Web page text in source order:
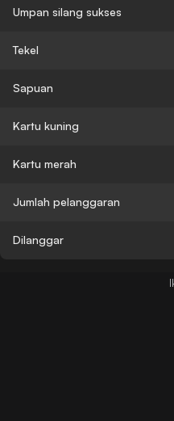
Umpan silang sukses
Tekel
Sapuan
Kartu kuning
Kartu merah
Jumlah pelanggaran
Dilanggar